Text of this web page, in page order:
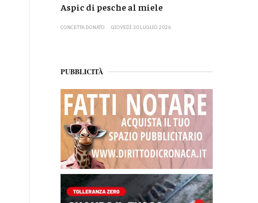
Aspic di pesche al miele
CONCETTA DONATO GIOVEDÌ 30 LUGLIO 2026
PUBBLICITÀ